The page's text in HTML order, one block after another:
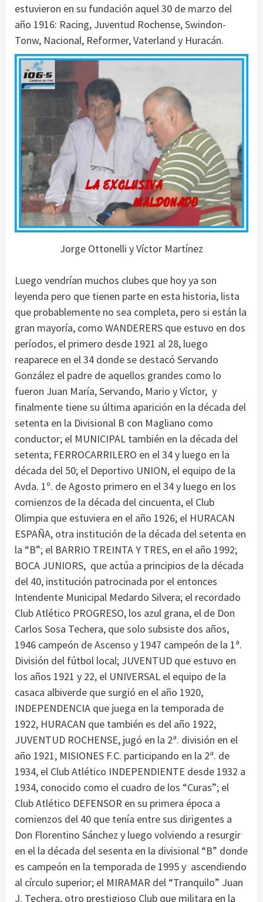
estuvieron en su fundación aquel 30 de marzo del
año 1916: Racing, Juventud Rochense, Swindon-
Tonw, Nacional, Reformer, Vaterland y Huracán.
Jorge Ottonelli y Víctor Martínez
Luego vendrían muchos clubes que hoy ya son
leyenda pero que tienen parte en esta historia, lista
que probablemente no sea completa, pero si están la
gran mayoría, como WANDERERS que estuvo en dos
períodos, el primero desde 1921 al 28, luego
reaparece en el 34 donde se destacó Servando
González el padre de aquellos grandes como lo
fueron Juan María, Servando, Mario y Víctor, y
finalmente tiene su última aparición en la década del
setenta en la Divisional B con Magliano como
conductor; el MUNICIPAL también en la década del
setenta; FERROCARRILERO en el 34 y luego en la
década del 50; el Deportivo UNION, el equipo de la
Avda. 1º. de Agosto primero en el 34 y luego en los
comienzos de la década del cincuenta, el Club
Olimpia que estuviera en el año 1926; el HURACAN
ESPAÑA, otra institución de la década del setenta en
la “B”; el BARRIO TREINTA Y TRES, en el año 1992;
BOCA JUNIORS, que actúa a principios de la década
del 40, institución patrocinada por el entonces
Intendente Municipal Medardo Silvera; el recordado
Club Atlético PROGRESO, los azul grana, el de Don
Carlos Sosa Techera, que solo subsiste dos años,
1946 campeón de Ascenso y 1947 campeón de la 1ª.
División del fútbol local; JUVENTUD que estuvo en
los años 1921 y 22, el UNIVERSAL el equipo de la
casaca albiverde que surgió en el año 1920,
INDEPENDENCIA que juega en la temporada de
1922, HURACAN que también es del año 1922,
JUVENTUD ROCHENSE, jugó en la 2ª. división en el
año 1921, MISIONES F.C. participando en la 2ª. de
1934, el Club Atlético INDEPENDIENTE desde 1932 a
1934, conocido como el cuadro de los “Curas”; el
Club Atlético DEFENSOR en su primera época a
comienzos del 40 que tenía entre sus dirigentes a
Don Florentino Sánchez y luego volviendo a resurgir
en el la década del sesenta en la divisional “B” donde
es campeón en la temporada de 1995 y ascendiendo
al círculo superior; el MIRAMAR del “Tranquilo” Juan
J. Techera, otro prestigioso Club que militara en la